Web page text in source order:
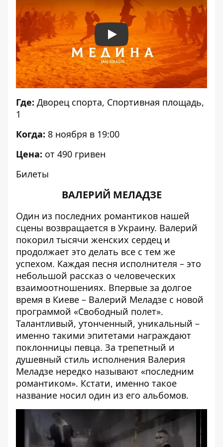
Play
Где: Дворец спорта, Спортивная площадь,
1
Когда: 8 ноября в 19:00
Цена: от 490 гривен
Билеты
ВАЛЕРИЙ МЕЛАДЗЕ
Один из последних романтиков нашей
сцены возвращается в Украину. Валерий
покорил тысячи женских сердец и
продолжает это делать все с тем же
успехом. Каждая песня исполнителя – это
небольшой рассказ о человеческих
взаимоотношениях. Впервые за долгое
время в Киеве – Валерий Меладзе с новой
программой «Свободный полет».
Талантливый, утонченный, уникальный –
именно такими эпитетами награждают
поклонницы певца. За трепетный и
душевный стиль исполнения Валерия
Меладзе нередко называют «последним
романтиком». Кстати, именно такое
название носил один из его альбомов.